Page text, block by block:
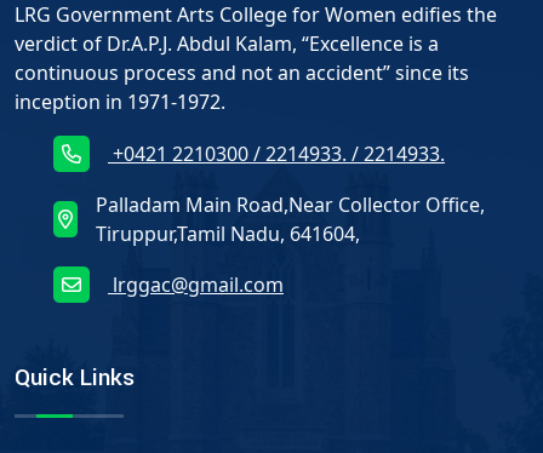
LRG Government Arts College for Women edifies the
verdict of Dr.A.P.J. Abdul Kalam, “Excellence is a
continuous process and not an accident” since its
inception in 1971-1972.
+0421 2210300 / 2214933. / 2214933.
Palladam Main Road,Near Collector Office,
Tiruppur,Tamil Nadu, 641604,
lrggac@gmail.com
Quick Links